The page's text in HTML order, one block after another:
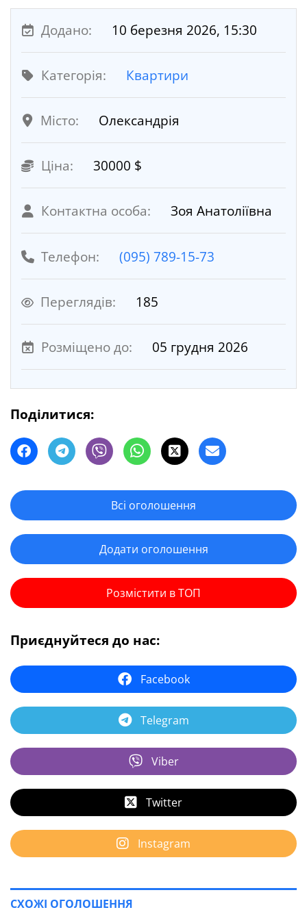
Додано: 10 березня 2026, 15:30
Категорія: Квартири
Місто: Олександрія
Ціна: 30000 $
Контактна особа: Зоя Анатоліївна
Телефон: (095) 789-15-73
Переглядів: 185
Розміщено до: 05 грудня 2026
Поділитися:
Всі оголошення
Додати оголошення
Розмістити в ТОП
Приєднуйтеся до нас:
Facebook
Telegram
Viber
Twitter
Instagram
СХОЖІ ОГОЛОШЕННЯ